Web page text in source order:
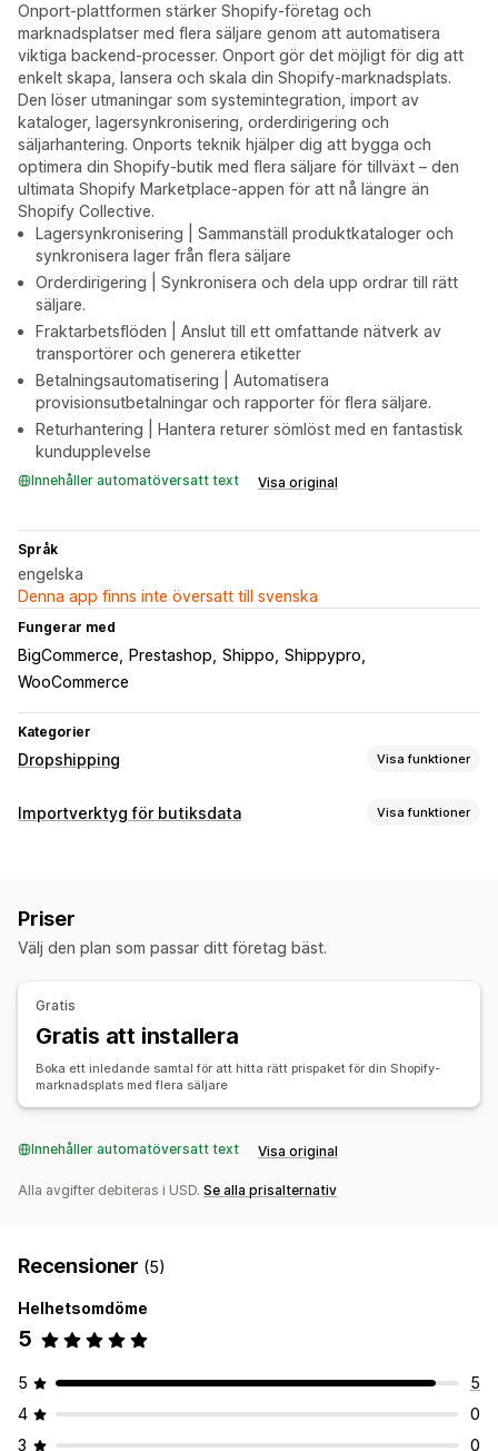
Onport-plattformen stärker Shopify-företag och
marknadsplatser med flera säljare genom att automatisera
viktiga backend-processer. Onport gör det möjligt för dig att
enkelt skapa, lansera och skala din Shopify-marknadsplats.
Den löser utmaningar som systemintegration, import av
kataloger, lagersynkronisering, orderdirigering och
säljarhantering. Onports teknik hjälper dig att bygga och
optimera din Shopify-butik med flera säljare för tillväxt – den
ultimata Shopify Marketplace-appen för att nå längre än
Shopify Collective.
Lagersynkronisering | Sammanställ produktkataloger och
synkronisera lager från flera säljare
Orderdirigering | Synkronisera och dela upp ordrar till rätt
säljare.
Fraktarbetsflöden | Anslut till ett omfattande nätverk av
transportörer och generera etiketter
Betalningsautomatisering | Automatisera
provisionsutbetalningar och rapporter för flera säljare.
Returhantering | Hantera returer sömlöst med en fantastisk
kundupplevelse
Innehåller automatöversatt text Visa original
Språk
engelska
Denna app finns inte översatt till svenska
Fungerar med
BigCommerce Prestashop Shippo Shippypro
WooCommerce
Kategorier
Dropshipping Visa funktioner
Vilka produkter du kan köpa in
Leksaker och spel
Husdjursprodukter Möbler
Vuxenprodukter
Australien Belgien Brasilien
Grekland Irland Italien Kanada Kina Mexiko
Nederländerna Norge Nya Zeeland Polen
Tyskland
USA
Importverktyg för butiksdata Visa funktioner
Ordersynkronisering
Produktsynkronisering
Synkronisering i två riktningar
Schemalagda importer FTP/SFTP
Kryptering
Stöd för stora filer CSV Bulkuppdateringar Produktserier
Kunder
Priser
Välj den plan som passar ditt företag bäst.
Gratis
Gratis att installera
Boka ett inledande samtal för att hitta rätt prispaket för din Shopify-
marknadsplats med flera säljare
Innehåller automatöversatt text Visa original
Alla avgifter debiteras i USD. Se alla prisalternativ
Recensioner (5)
Helhetsomdöme
5
5
5
4
0
3
0